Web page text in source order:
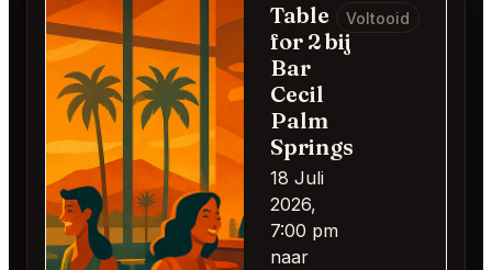
Table
for 2 bij
Bar
Cecil
Palm
Springs
18 Juli
2026,
7:00 pm
naar
Voltooid